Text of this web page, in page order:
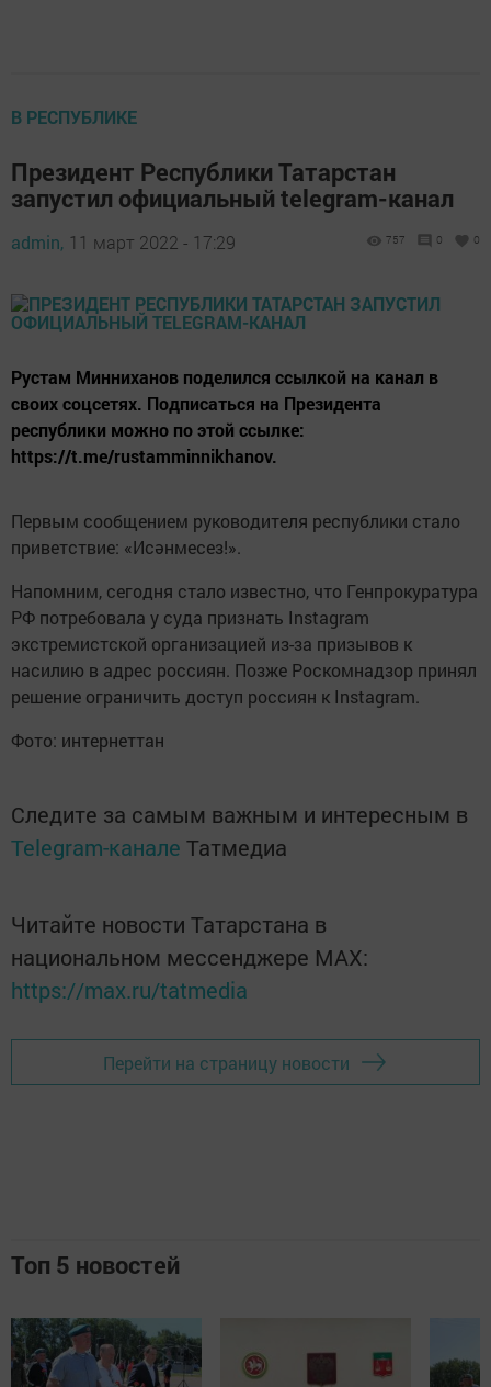
В РЕСПУБЛИКЕ
Президент Республики Татарстан
запустил официальный telegram-канал
admin, 11 март 2022 - 17:29 757 0 0
Рустам Минниханов поделился ссылкой на канал в
своих соцсетях. Подписаться на Президента
республики можно по этой ссылке:
https://t.me/rustamminnikhanov.
Первым сообщением руководителя республики стало
приветствие: «Исәнмесез!».
Напомним, сегодня стало известно, что Генпрокуратура
РФ потребовала у суда признать Instagram
экстремистской организацией из-за призывов к
насилию в адрес россиян. Позже Роскомнадзор принял
решение ограничить доступ россиян к Instagram.
Фото: интернеттан
Следите за самым важным и интересным в
Telegram-канале Татмедиа
Читайте новости Татарстана в
национальном мессенджере MАХ:
https://max.ru/tatmedia
Перейти на страницу новости
Топ 5 новостей